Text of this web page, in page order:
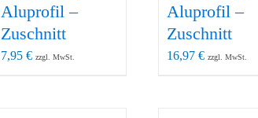
Aluprofil –
Zuschnitt
7,95 € zzgl. MwSt.
Aluprofil –
Zuschnitt
16,97€ zzgl. MwSt.